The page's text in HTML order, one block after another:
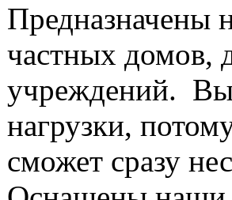
Предназначены
частных домов,
учреждений.
нагрузки,
сможет сразу